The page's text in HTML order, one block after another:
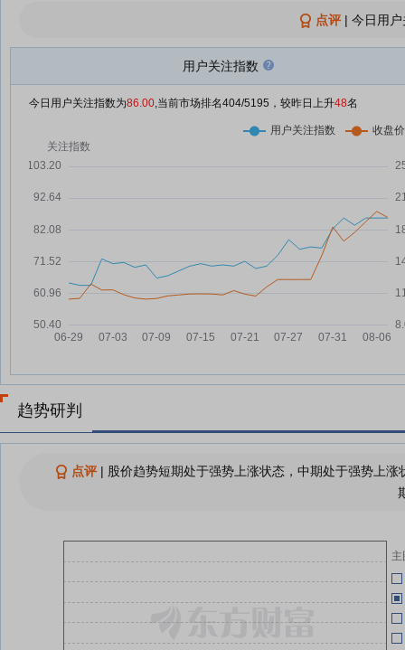
当AI进入企业核心流程，明略科技
08-05
08-05
08-05
龙头业绩炸裂验证变现逻辑！AI应
用再度大涨 机构紧盯多只概念股
8天涨超20%！AI应用持续走强 融
08-05
普联软件8月5日盘中涨幅达5%
08-05
08-05
查看更多
07-31
07-29
07-25
07-25
07-21
点评| 今日用
用户关注指数
今日用户关注指数为86.00,当前市场排名404/5195，较昨日上升48名
趋势研判
点评| 股价趋势短期处于强势上涨状态，中期处于强势上
主